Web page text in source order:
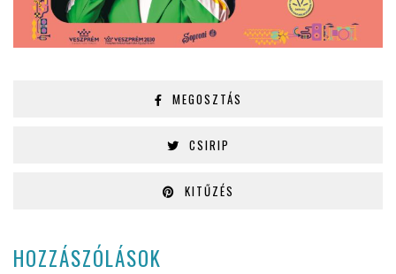
MEGOSZTÁS
CSIRIP
KITŰZÉS
HOZZÁSZÓLÁSOK